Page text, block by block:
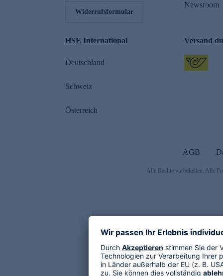
Widerrufsformular
Newsroom
HSE International
Deutschland
Schweiz
Österreich
Versand
AGB
Alle Rechte vorbehalten. Alle